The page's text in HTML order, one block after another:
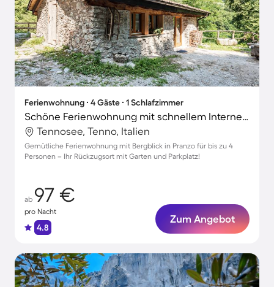
Ferienwohnung ∙ 4 Gäste ∙ 1 Schlafzimmer
Schöne Ferienwohnung mit schnellem Internet, Grill und Garten | Gartenblick | Hunde erlaubt
Tennosee, Tenno, Italien
Gemütliche Ferienwohnung mit Bergblick in Pranzo für bis zu 4
Personen – Ihr Rückzugsort mit Garten und Parkplatz!
ab 97 €
pro Nacht
4.8
Zum Angebot